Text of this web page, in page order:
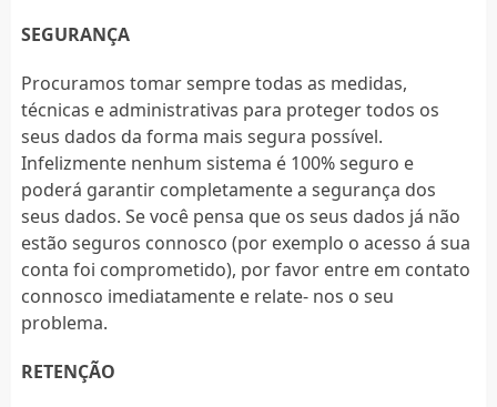
SEGURANÇA
Procuramos tomar sempre todas as medidas,
técnicas e administrativas para proteger todos os
seus dados da forma mais segura possível.
Infelizmente nenhum sistema é 100% seguro e
poderá garantir completamente a segurança dos
seus dados. Se você pensa que os seus dados já não
estão seguros connosco (por exemplo o acesso á sua
conta foi comprometido), por favor entre em contato
connosco imediatamente e relate- nos o seu
problema.
RETENÇÃO